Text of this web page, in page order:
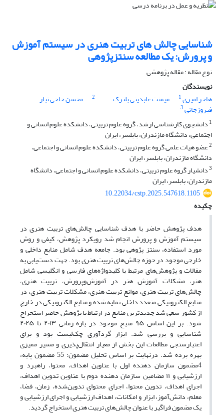
شناسایی چالش های تربیت هنری در سیستم آموزش
‌و پرورش: یک مطالعه سنتزپژوهی
نوع مقاله : مقاله پژوهشی
نویسندگان
هاجر امیری1 میمنت عابدینی بلترک 2 محسن حاجی تبار
فیروزجائی3
1 دانشجوی کارشناسی ارشد، گروه علوم تربیتی، دانشکده علوم انسانی و
اجتماعی، دانشگاه مازندران، بابلسر، ایران
2عضو هیات علمی گروه علوم تربیتی، دانشکده علوم انسانی و اجتماعی،
دانشگاه مازندران، بابلسر، ایران
3دانشیار گروه علوم تربیتی، دانشکده علوم انسانی و اجتماعی، دانشگاه
مازندران، بابلسر، ایران
10.22034/cstp.2025.547618.1105
چکیده
هدف پژوهش حاضر با هدف شناسایی چالش‌های تربیت هنری در
سیستم آموزش و پرورش انجام شد رویکرد پژوهش، کیفی و روش
مورد استفاده، سنتز پژوهی بود. جامعه‌ هدف شامل منابع داخلی و
خارجی موجود در حوزه چالش‌های تربیت هنری بود. جهت دست‌یابی به
مقالات و پژوهش‌های مرتبط با کلیدواژه‌های فارسی و انگلیسی شامل
هنر، مشکلات آموزش هنر در آموزش‌وپرورش، تربیت هنری،
چالش‌های تربیت هنری، موانع تربیت هنری، مشکلات تربیت هنری، در
منابع الکترونیکی متعدد داخلی نمایه شده و منابع الکترونیکی در خارج
از کشور سعی شد جدیدترین منابع در ارتباط با پژوهش حاضر استخراج
شود. بر این اساس ۹۵ منبع موجود در بازه زمانی ۲۰۱۳ تا ۲۰۲۵
شناسایی و بررسی شد. ابزار گردآوری چک‌لیست بود و برای
اعتبارسنجی مطالعات این بخش از معیار انتقال‌پذیری و مسیر ممیزی
بهره برده شد. درنهایت بر اساس تحلیل مضمون؛ 55 مضمون پایه،
4مضمون سازمان دهنده اول با عناوین اهداف، محتوا، راهبرد و
ارزشیابی و ۱۱ مضامین سازمان دهنده دوم با عناوین تدوین اهداف،
اجرای اهداف، تدوین محتوا، اجرای محتوای تدوین‌شده، زمان، فضا،
معلم، دانش‌آموز، ابزار و امکانات، اهداف ارزشیابی و اجرای ارزشیابی و
یک مضمون فراگیر با عنوان چالش‌های تربیت هنری استخراج گردید.